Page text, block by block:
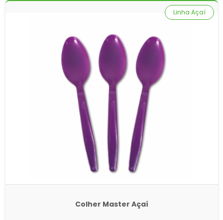
Colher Master Açaí
Linha Açaí